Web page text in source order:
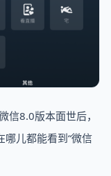
信8.0版本面世后，
哪儿都能看到“微信